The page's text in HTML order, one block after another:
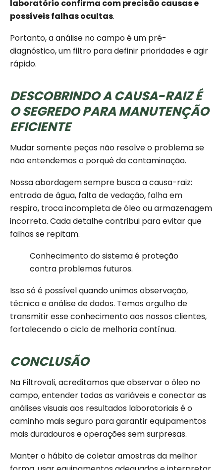
laboratório confirma com precisão causas e
possíveis falhas ocultas.
Portanto, a análise no campo é um pré-
diagnóstico, um filtro para definir prioridades e agir
rápido.
DESCOBRINDO A CAUSA-RAIZ É
O SEGREDO PARA MANUTENÇÃO
EFICIENTE
Mudar somente peças não resolve o problema se
não entendemos o porquê da contaminação.
Nossa abordagem sempre busca a causa-raiz:
entrada de água, falta de vedação, falha em
respiro, troca incompleta de óleo ou armazenagem
incorreta. Cada detalhe contribui para evitar que
falhas se repitam.
Conhecimento do sistema é proteção
contra problemas futuros.
Isso só é possível quando unimos observação,
técnica e análise de dados. Temos orgulho de
transmitir esse conhecimento aos nossos clientes,
fortalecendo o ciclo de melhoria contínua.
CONCLUSÃO
Na Filtrovali, acreditamos que observar o óleo no
campo, entender todas as variáveis e conectar as
análises visuais aos resultados laboratoriais é o
caminho mais seguro para garantir equipamentos
mais duradouros e operações sem surpresas.
Manter o hábito de coletar amostras da melhor